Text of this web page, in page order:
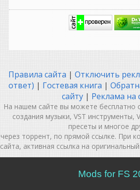
шумит предусилитель;
сломался компрессор;
драйвер ASIO.
Раньше ругались на Studer.
И звук такой был...
натуральный.»
Вот здесь самое
интересное.
Что такое "натуральный"?
сжимает пики
Правила сайта | Отключить
ответ) | Гостевая книга |
сайту | Реклама на
На нашем сайте вы можете бесплатно
создания музыки, VST инструменты,
пресеты и многое
через торрент, по прямой ссылке. При
сайта, активная ссылка на
поддержкеMusicmakers
Mods for FS